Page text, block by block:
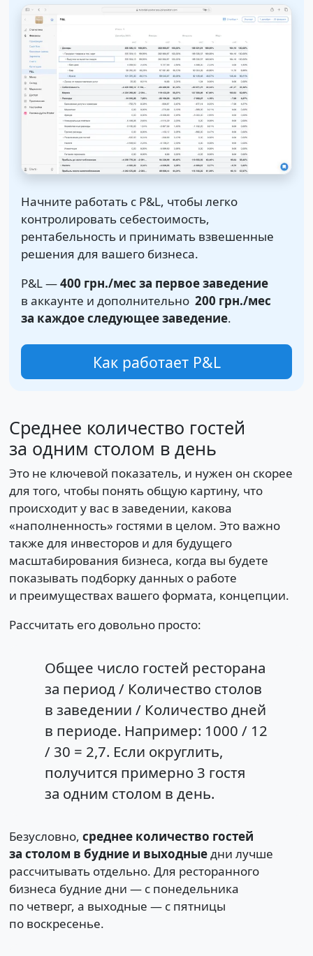
Начните работать с P&L, чтобы легко
контролировать себестоимость,
рентабельность и принимать взвешенные
решения для вашего бизнеса.
P&L —400 грн./мес за первое заведение
в аккаунте и дополнительно 200 грн./мес
за каждое следующее заведение.
Как работает P&L
Среднее количество гостей
за одним столом в день
Это не ключевой показатель, и нужен он скорее
для того, чтобы понять общую картину, что
происходит у вас в заведении, какова
«наполненность» гостями в целом. Это важно
также для инвесторов и для будущего
масштабирования бизнеса, когда вы будете
показывать подборку данных о работе
и преимуществах вашего формата, концепции.
Рассчитать его довольно просто:
Общее число гостей ресторана
за период / Количество столов
в заведении / Количество дней
в периоде. Например: 1000 / 12
/ 30 = 2,7. Если округлить,
получится примерно 3 гостя
за одним столом в день.
Безусловно, среднее количество гостей
за столом в будние и выходныедни лучше
рассчитывать отдельно. Для ресторанного
бизнеса будние дни — с понедельника
по четверг, а выходные — с пятницы
по воскресенье.